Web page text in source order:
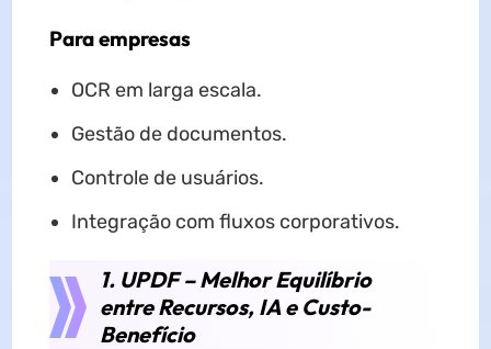
Para empresas
OCR em larga escala.
Gestão de documentos.
Controle de usuários.
Integração com fluxos corporativos.
1. UPDF – Melhor Equilíbrio
entre Recursos, IA e Custo-
Benefício